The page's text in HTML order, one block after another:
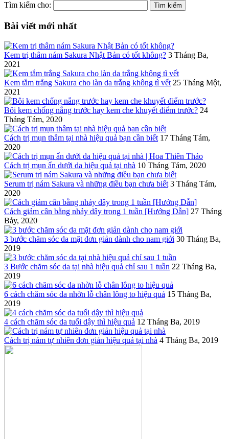
Tìm kiếm cho:
Bài viết mới nhất
Kem trị thâm nám Sakura Nhật Bản có tốt không? 3 Tháng Ba,
2021
Kem tắm trắng Sakura cho làn da trắng không tì vết 25 Tháng Một,
2021
Bôi kem chống nắng trước hay kem che khuyết điểm trước? 24
Tháng Tám, 2020
Cách trị mụn thâm tại nhà hiệu quả bạn cần biết 17 Tháng Tám,
2020
Cách trị mụn ẩn dưới da hiệu quả tại nhà 10 Tháng Tám, 2020
Serum trị nám Sakura và những điều bạn chưa biết 3 Tháng Tám,
2020
Cách giảm cân bằng nhảy dây trong 1 tuần [Hướng Dẫn] 27 Tháng
Bảy, 2020
3 bước chăm sóc da mặt đơn giản dành cho nam giới 30 Tháng Ba,
2019
3 Bước chăm sóc da tại nhà hiệu quả chỉ sau 1 tuần 22 Tháng Ba,
2019
6 cách chăm sóc da nhờn lỗ chân lông to hiệu quả 15 Tháng Ba,
2019
4 cách chăm sóc da tuổi dậy thì hiệu quả 12 Tháng Ba, 2019
Cách trị nám tự nhiên đơn giản hiệu quả tại nhà 4 Tháng Ba, 2019